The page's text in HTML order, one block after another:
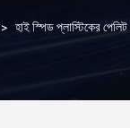
> হাই স্পিড প্লাস্টিকের পেলিট